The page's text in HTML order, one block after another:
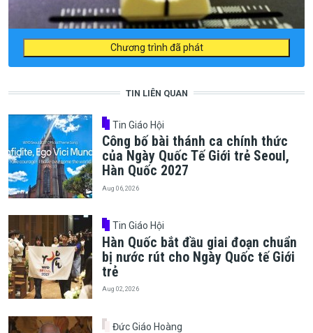
Chương trình đã phát
TIN LIÊN QUAN
Tin Giáo Hội
Công bố bài thánh ca chính thức
của Ngày Quốc Tế Giới trẻ Seoul,
Hàn Quốc 2027
Aug 06, 2026
Tin Giáo Hội
Hàn Quốc bắt đầu giai đoạn chuẩn
bị nước rút cho Ngày Quốc tế Giới
trẻ
Aug 02, 2026
Đức Giáo Hoàng